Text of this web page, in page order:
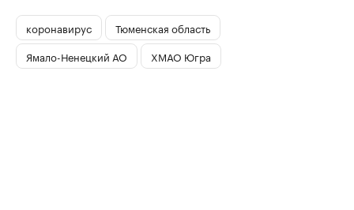
коронавирус
Тюменская область
Ямало-Ненецкий АО
ХМАО Югра